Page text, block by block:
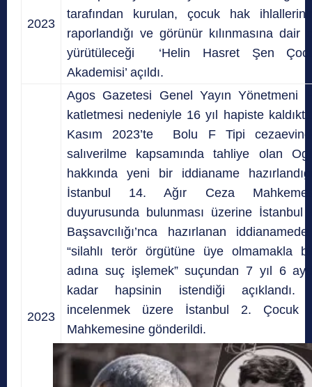
2023
tarafından kurulan, çocuk hak
raporlandığı ve görünür kılınmasına dair
yürütüleceği ‘Helin Hasret Şen
Akademisi’ açıldı.
2023
Agos Gazetesi Genel Yayın Yönetmeni
katletmesi nedeniyle 16 yıl hapiste
Kasım 2023’te Bolu F Tipi
salıverilme kapsamında tahliye olan
hakkında yeni bir iddianame
İstanbul 14. Ağır Ceza
duyurusunda bulunması üzerine İstanbul
Başsavcılığı’nca hazırlanan
“silahlı terör örgütüne üye olmamakla
adına suç işlemek” suçundan 7 yıl 6
kadar hapsinin istendiği açıklandı.
incelenmek üzere İstanbul 2. Çocuk
Mahkemesine gönderildi.